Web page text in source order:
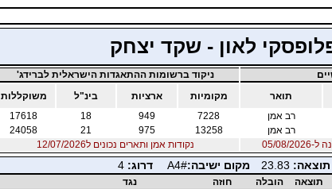
לאון - שקד יצחק
ניקוד ברשומות ההתאגדות הישראלית לברידג'
תואר מקומיות ארציות בינ"ל
משוקללות
רב אמן 7228
949
18
17618
רב אמן 13258
975
21
24058
2026
נקודות אמן ותארים נכונים ל12/07/2026
תוצאה: 23.83 מקום ישיבה:A4# דרוג:4
תוצאה הובלה חוזה
נגד